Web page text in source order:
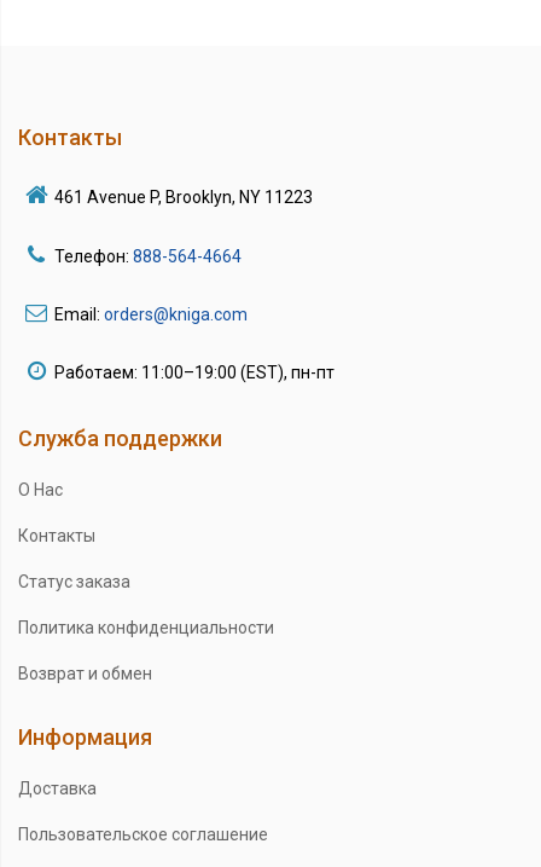
Контакты
461 Avenue P, Brooklyn, NY 11223
Телефон: 888-564-4664
Email: orders@kniga.com
Работаем: 11:00–19:00 (EST), пн-пт
Служба поддержки
О Нас
Контакты
Статус заказа
Политика конфиденциальности
Возврат и обмен
Информация
Доставка
Пользовательское соглашение